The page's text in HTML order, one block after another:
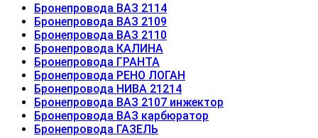
Бронепровода ВАЗ 2114
Бронепровода ВАЗ 2109
Бронепровода ВАЗ 2110
Бронепровода КАЛИНА
Бронепровода ГРАНТА
Бронепровода РЕНО ЛОГАН
Бронепровода НИВА 21214
Бронепровода ВАЗ 2107 инжектор
Бронепровода ВАЗ карбюратор
Бронепровода ГАЗЕЛЬ